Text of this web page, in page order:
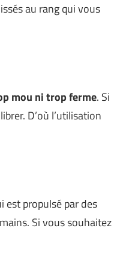
au rang qui vous
mou ni trop ferme. Si
D’où l’utilisation
est propulsé par des
Si vous souhaitez